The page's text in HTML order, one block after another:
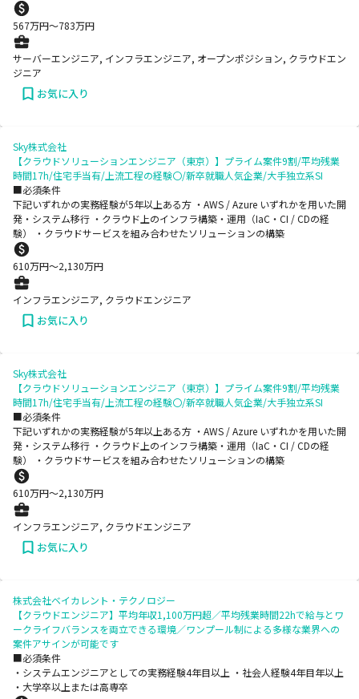
567万円〜783万円
サーバーエンジニア, インフラエンジニア, オープンポジション, クラウドエン
ジニア
お気に入り
Sky株式会社
【クラウドソリューションエンジニア（東京）】プライム案件9割/平均残業
時間17h/住宅手当有/上流工程の経験〇/新卒就職人気企業/大手独立系SI
■必須条件
下記いずれかの実務経験が5年以上ある方 ・AWS / Azure いずれかを用いた開
発・システム移行 ・クラウド上のインフラ構築・運用（IaC・CI / CDの経
験） ・クラウドサービスを組み合わせたソリューションの構築
610万円〜2,130万円
インフラエンジニア, クラウドエンジニア
お気に入り
Sky株式会社
【クラウドソリューションエンジニア（東京）】プライム案件9割/平均残業
時間17h/住宅手当有/上流工程の経験〇/新卒就職人気企業/大手独立系SI
■必須条件
下記いずれかの実務経験が5年以上ある方 ・AWS / Azure いずれかを用いた開
発・システム移行 ・クラウド上のインフラ構築・運用（IaC・CI / CDの経
験） ・クラウドサービスを組み合わせたソリューションの構築
610万円〜2,130万円
インフラエンジニア, クラウドエンジニア
お気に入り
株式会社ベイカレント・テクノロジー
【クラウドエンジニア】平均年収1,100万円超／平均残業時間22hで給与とワ
ークライフバランスを両立できる環境／ワンプール制による多様な業界への
案件アサインが可能です
■必須条件
・システムエンジニアとしての実務経験4年目以上 ・社会人経験4年目年以上
・大学卒以上または高専卒